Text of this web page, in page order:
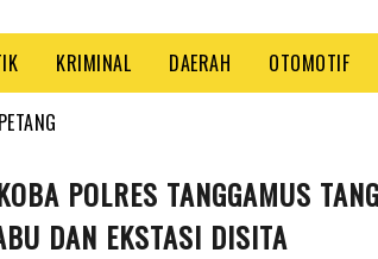
KRIMINAL DAERAH OTOMOTIF
POLRES TANGGAMUS
DAN EKSTASI DISITA